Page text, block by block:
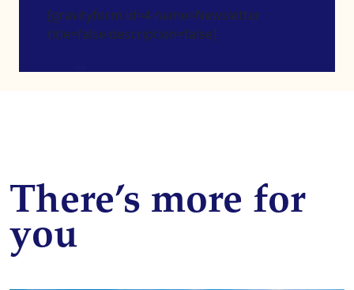
[gravityform id=4 name=Newsletter
title=false description=false]
There’s more for
you